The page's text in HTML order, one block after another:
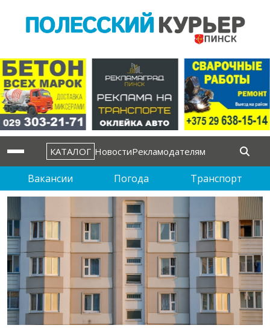
КАТАЛОГ НовостиРекламодателям
Вакансии Погода Транспорт